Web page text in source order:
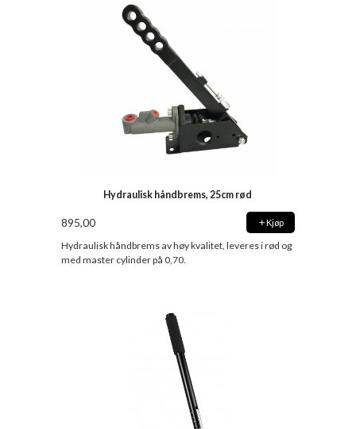
Hydraulisk håndbrems, 25cm rød
895,00 Kjøp
Hydraulisk håndbrems av høy kvalitet, leveres i rød og
med master cylinder på 0,70.